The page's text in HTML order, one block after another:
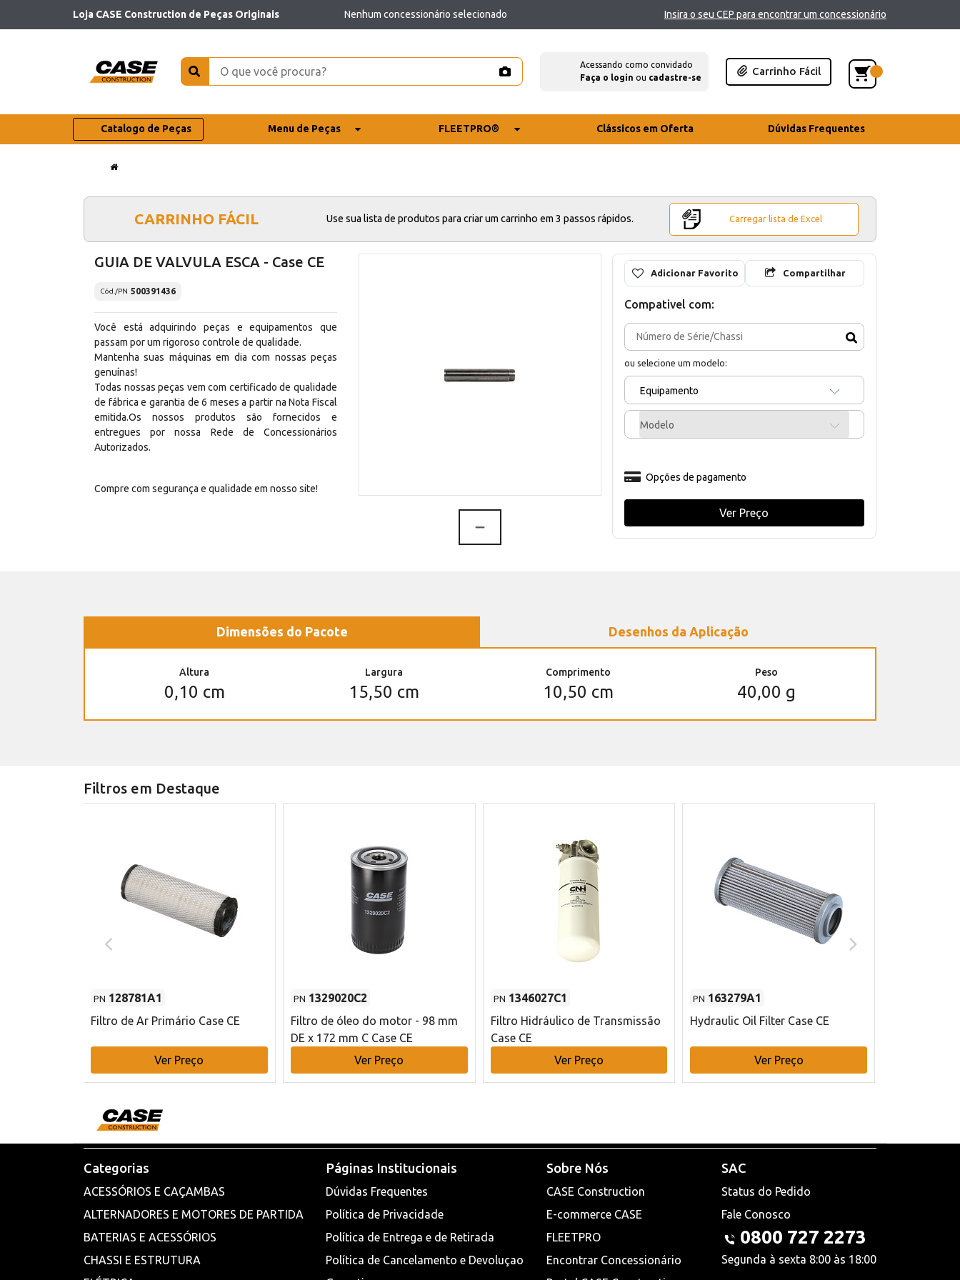
Loja CASE Construction de Peças Originais Nenhum concessionário selecionado Insira o seu CEP para encontrar um concessionário
Acessando como convidado
Faça o login ou cadastre-se
Carrinho Fácil
Catalogo de Peças Menu de Peças FLEETPRO® Clássicos em Oferta Dúvidas Frequentes
CARRINHO FÁCIL Use sua lista de produtos para criar um carrinho em 3 passos rápidos. Carregar lista de Excel
GUIA DE VALVULA ESCA - Case CE
Cód./PN 500391436
Você está adquirindo peças e equipamentos que
passam por um rigoroso controle de qualidade.
Mantenha suas máquinas em dia com nossas peças
genuínas!
Todas nossas peças vem com certificado de qualidade
de fábrica e garantia de 6 meses a partir na Nota Fiscal
emitida.Os nossos produtos são fornecidos e
entregues por nossa Rede de Concessionários
Autorizados.
Compre com segurança e qualidade em nosso site!
Adicionar Favorito Compartilhar
Compativel com:
ou selecione um modelo:
Equipamento
Modelo
Opções de pagamento
Ver Preço
Dimensões do Pacote Desenhos da Aplicação
Altura
0,10 cm
Largura
15,50 cm
Comprimento
10,50 cm
Peso
40,00 g
Filtros em Destaque
PN 128781A1
Filtro de Ar Primário Case CE
Ver Preço
PN 1329020C2
Filtro de óleo do motor - 98 mm
DE x 172 mm C Case CE
Ver Preço
PN 1346027C1
Filtro Hidráulico de Transmissão
Case CE
Ver Preço
PN 163279A1
Hydraulic Oil Filter Case CE
Ver Preço
Categorias
ACESSÓRIOS E CAÇAMBAS
ALTERNADORES E MOTORES DE PARTIDA
BATERIAS E ACESSÓRIOS
CHASSI E ESTRUTURA
Páginas Institucionais
Dúvidas Frequentes
Política de Privacidade
Política de Entrega e de Retirada
Política de Cancelamento e Devoluçao
Sobre Nós
CASE Construction
E-commerce CASE
FLEETPRO
Encontrar Concessionário
SAC
Status do Pedido
Fale Conosco
0800 727 2273
Segunda à sexta 8:00 às 18:00